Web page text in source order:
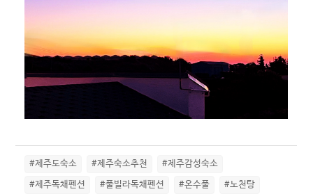
#제주도숙소 #제주숙소추천
#제주감성숙소
#제주독채펜션
#풀빌라독채펜션 #온수풀
#노천탕